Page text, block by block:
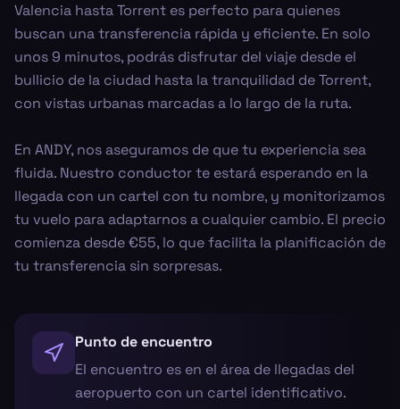
Valencia hasta Torrent es perfecto para quienes
buscan una transferencia rápida y eficiente. En solo
unos 9 minutos, podrás disfrutar del viaje desde el
bullicio de la ciudad hasta la tranquilidad de Torrent,
con vistas urbanas marcadas a lo largo de la ruta.
En ANDY, nos aseguramos de que tu experiencia sea
fluida. Nuestro conductor te estará esperando en la
llegada con un cartel con tu nombre, y monitorizamos
tu vuelo para adaptarnos a cualquier cambio. El precio
comienza desde €55, lo que facilita la planificación de
tu transferencia sin sorpresas.
Punto de encuentro
El encuentro es en el área de llegadas del
aeropuerto con un cartel identificativo.